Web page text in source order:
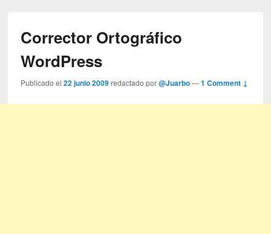
Corrector Ortográfico
WordPress
Publicado el22 junio 2009 redactado por@Juarbo —1 Comment ↓